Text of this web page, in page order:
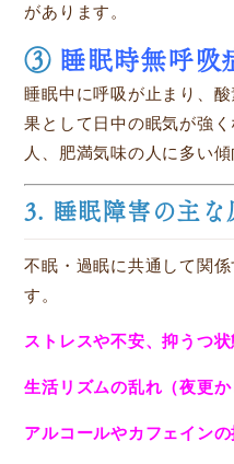
があります。
③ 睡眠時無呼吸
睡眠中に呼吸が止まり、
果として日中の眠気が強
人、肥満気味の人に多い傾
3. 睡眠障害の主な
不眠・過眠に共通して関
す。
ストレスや不安、抑うつ状
生活リズムの乱れ（夜更か
アルコールやカフェインの